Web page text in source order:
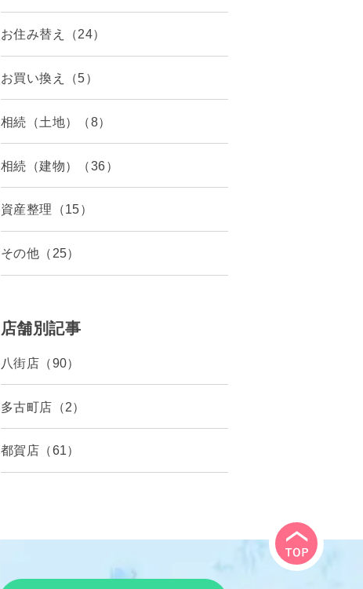
お住み替え（24）
お買い換え（5）
相続（土地）（8）
相続（建物）（36）
資産整理（15）
その他（25）
店舗別記事
八街店（90）
多古町店（2）
都賀店（61）